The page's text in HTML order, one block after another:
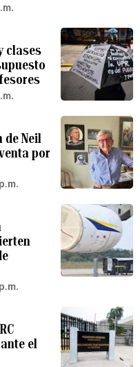
clases
Neil
por
el